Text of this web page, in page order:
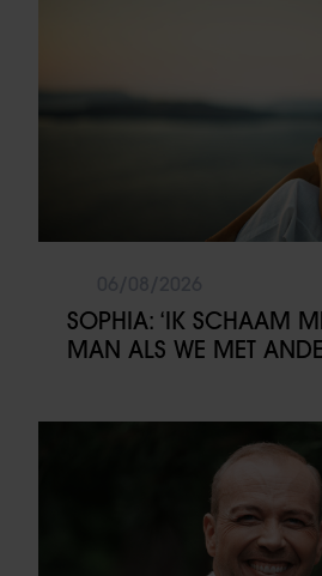
SOPHIA: ‘IK SCHAAM
MAN ALS WE MET